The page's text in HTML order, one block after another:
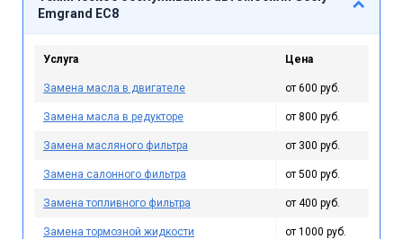
Emgrand EC8
Услуга Цена
Замена масла в двигателе от 600 руб.
Замена масла в редукторе от 800 руб.
Замена масляного фильтра от 300 руб.
Замена салонного фильтра от 500 руб.
Замена топливного фильтра от 400 руб.
Замена тормозной жидкости от 1000 руб.